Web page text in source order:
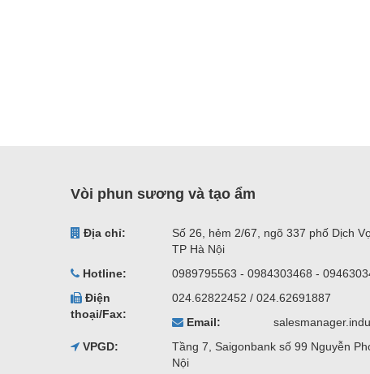
Vòi phun sương và tạo ẩm
Địa chỉ:
Số 26, hẻm 2/67, ngõ 337 phố Dịch
TP Hà Nội
Hotline:
0989795563 - 0984303468 -
Điện
thoại/Fax:
024.62822452 / 024.62691887
Email:
VPGD:
Tầng 7, Saigonbank số 99 Nguyễn
Nội